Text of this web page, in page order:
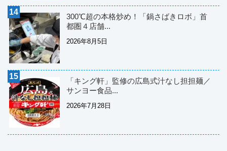
300℃超の本格炒め！「鍋さばきロボ」首
都圏４店舗...
2026年8月5日
「キング軒」監修の広島式汁なし担担麺／
サンヨー食品...
2026年7月28日